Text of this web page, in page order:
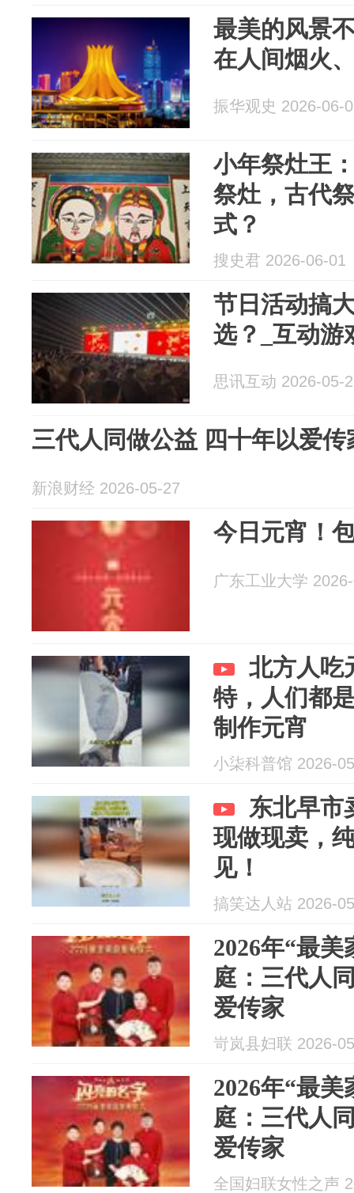
最美的风景
在人间烟火
振华观史 2026-06-
小年祭灶王
祭灶，古代
式？
搜史君 2026-06-01
节日活动搞
选？_互动游
思讯互动 2026-05-
三代人同做公益 四十年以爱传
新浪财经 2026-05-27
今日元宵！包
广东工业大学
北方人吃
特，人们都
制作元宵
小柒科普馆 2026-
东北早市
现做现卖，
见！
搞笑达人站 2026-
2026年“最
庭：三代人
爱传家
岢岚县妇联 2026-
2026年“最
庭：三代人
爱传家
全国妇联女性之声